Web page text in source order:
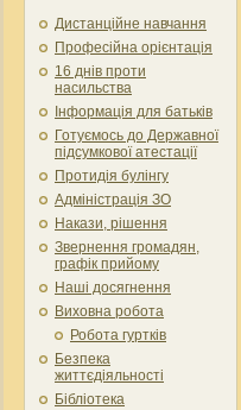
Дистанційне навчання
Професійна орієнтація
16 днів проти
насильства
Інформація для батьків
Готуємось до Державної
підсумкової атестації
Протидія булінгу
Адміністрація ЗО
Накази, рішення
Звернення громадян,
графік прийому
Наші досягнення
Виховна робота
Робота гуртків
Безпека
життєдіяльності
Бібліотека